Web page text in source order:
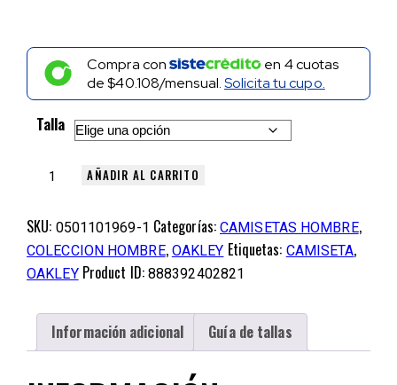
Compra con en 4cuotas
de$40.108/mensual.Solicita tu cupo.
Talla
AÑADIR AL CARRITO
SKU: 0501101969-1 Categorías:CAMISETAS HOMBRE,
COLECCION HOMBRE, OAKLEY Etiquetas: CAMISETA,
OAKLEY Product ID: 888392402821
Información adicional Guía de tallas